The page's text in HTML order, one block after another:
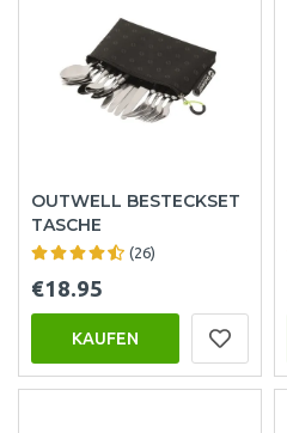
OUTWELL BESTECKSET
TASCHE
(26)
€18.95
KAUFEN